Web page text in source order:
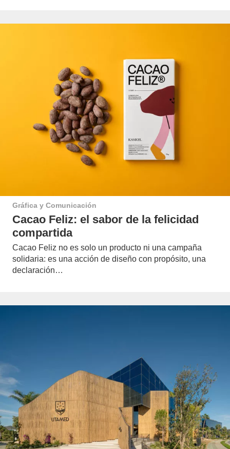
Gráfica y Comunicación
Cacao Feliz: el sabor de la felicidad
compartida
Cacao Feliz no es solo un producto ni una campaña
solidaria: es una acción de diseño con propósito, una
declaración…